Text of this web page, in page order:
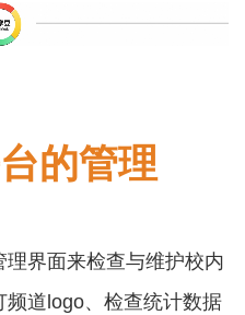
的管理
界面来检查与维护校内
道logo、检查统计数据